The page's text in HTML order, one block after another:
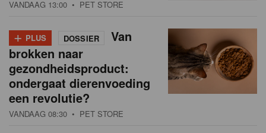
VANDAAG 13:00 • PET STORE
+ PLUS DOSSIER
Van
brokken naar
gezondheidsproduct:
ondergaat dierenvoeding
een revolutie?
VANDAAG 08:30 • PET STORE